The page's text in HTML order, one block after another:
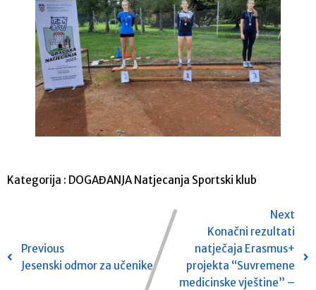
Kategorija : DOGAĐANJA Natjecanja Sportski klub
Previous
Jesenski odmor za učenike
Next
Konačni rezultati
natječaja Erasmus+
projekta “Suvremene
medicinske vještine” –